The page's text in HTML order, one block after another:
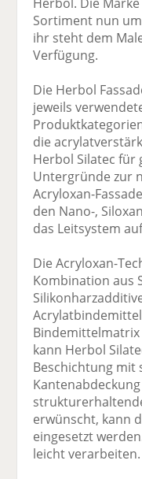
Sortiment nun
ihr steht dem
Verfügung.
Die Herbol
jeweils
die
Herbol Silatec
Untergründe zur
Acryloxan-
den Nano-,
das Leitsystem
Die Acryloxan-
Kombination aus
kann Herbol
Beschichtung mit
erwünscht, kann
eingesetzt
leicht verarbeiten.